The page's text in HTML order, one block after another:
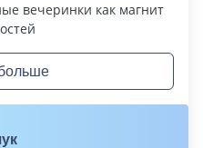
вечеринки как магнит